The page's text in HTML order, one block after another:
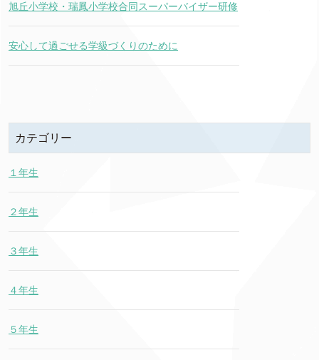
旭丘小学校・瑞鳳小学校合同スーパーバイザー研修
安心して過ごせる学級づくりのために
カテゴリー
１年生
２年生
３年生
４年生
５年生